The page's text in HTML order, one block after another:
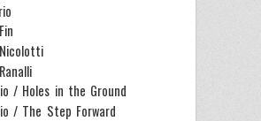
/ Holes in the Ground
/ The Step Forward